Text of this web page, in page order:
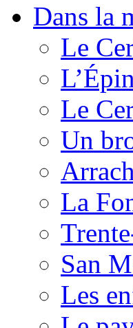
Dans la
Le
Le
Un
La
San
Les